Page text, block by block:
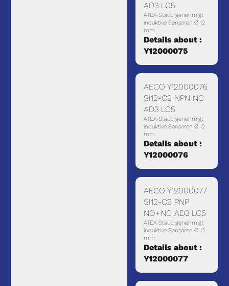
AD3 LC5
ATEX-Staub genehmigt
induktive Sensoren Ø 12
mm
Details about :
Y12000075
AECO Y12000076
SI12-C2 NPN NC
AD3 LC5
ATEX-Staub genehmigt
induktive Sensoren Ø 12
mm
Details about :
Y12000076
AECO Y12000077
SI12-C2 PNP
NO+NC AD3 LC5
ATEX-Staub genehmigt
induktive Sensoren Ø 12
mm
Details about :
Y12000077